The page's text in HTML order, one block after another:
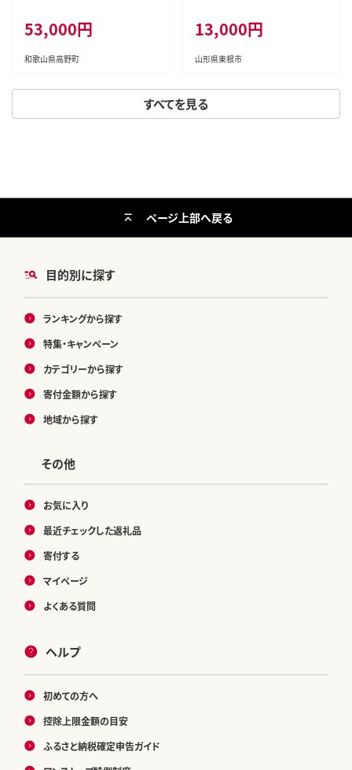
すべてを見る
53,000円
和歌山県高野町
市 hi104-005
13,000円
山形県東根市
目的別に探す
ランキングから探す
特集・キャンペーン
カテゴリーから探す
寄付金額から探す
地域から探す
その他
お気に入り
最近チェックした返礼品
寄付する
マイページ
よくある質問
ヘルプ
初めての方へ
控除上限金額の目安
ふるさと納税確定申告ガイド
ページ上部へ戻る